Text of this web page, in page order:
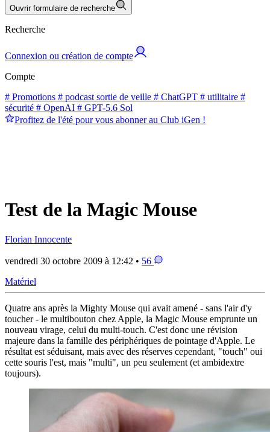
Ouvrir formulaire de recherche
Recherche
Connexion ou création de compte
Compte
# Promotions # podcast sortie de veille # ChatGPT # utilitaire #
sécurité # OpenAI # GPT-5.6 Sol
Profitez de l'été pour vous abonner au Club iGen !
Test de la Magic Mouse
Florian Innocente
vendredi 30 octobre 2009 à 12:42 • 56
Matériel
Quatre ans après la Mighty Mouse qui avait amené - sans l'air d'y
toucher - le multibouton chez Apple, la Magic Mouse emprunte un
nouveau virage, celui du multi-touch. C'est donc une révision
majeure dans la famille des périphériques de pointage d'Apple. Le
résultat est séduisant, mais avec des réserves cependant, "touch" oui
cette souris l'est, mais "multi", un peu seulement (et ambidextre
toujours).